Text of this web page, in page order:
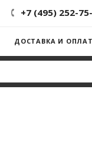
+7 (495) 252-
ДОСТАВКА И